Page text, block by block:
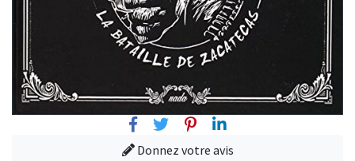
FacebookTwitterPinterest
Linkedin
Donnez votre avis